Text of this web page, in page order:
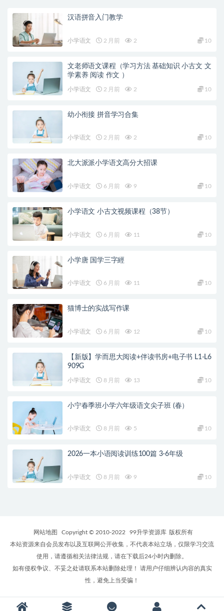
汉语拼音入门教学
小学语文 2 月前 2 10
文老师语文课程（学习方法 基础知识 小古文 文
学素养 阅读 作文 ）
小学语文 2 月前 2 10
幼小衔接 拼音学习合集
小学语文 2 月前 2 10
北大派派小学语文高分大招课
小学语文 6 月前 9 10
小学语文 小古文视频课程（38节）
小学语文 6 月前 11 10
小学唐 国学三字經
小学语文 6 月前 11 10
猫博士的实战写作课
小学语文 6 月前 12 10
【新版】学而思大阅读+伴读书房+电子书 L1-L6
909G
小学语文 8 月前 13 10
小宁春季班小学六年级语文尖子班 (春）
小学语文 8 月前 5 10
2026一本小语阅读训练100篇 3-6年级
小学语文 8 月前 9 10
网站地图 Copyright © 2010-2022 99升学资源库 版权所有
本站资源来自会员发布以及互联网公开收集，不代表本站立场，仅限学习交流
使用，请遵循相关法律法规，请在下载后24小时内删除。
如有侵权争议、不妥之处请联系本站删除处理！ 请用户仔细辨认内容的真实
性，避免上当受骗！